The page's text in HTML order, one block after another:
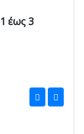
έως 3